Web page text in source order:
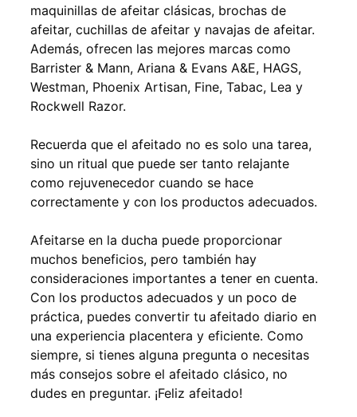
maquinillas de afeitar clásicas, brochas de
afeitar, cuchillas de afeitar y navajas de afeitar.
Además, ofrecen las mejores marcas como
Barrister & Mann, Ariana & Evans A&E, HAGS,
Westman, Phoenix Artisan, Fine, Tabac, Lea y
Rockwell Razor.
Recuerda que el afeitado no es solo una tarea,
sino un ritual que puede ser tanto relajante
como rejuvenecedor cuando se hace
correctamente y con los productos adecuados.
Afeitarse en la ducha puede proporcionar
muchos beneficios, pero también hay
consideraciones importantes a tener en cuenta.
Con los productos adecuados y un poco de
práctica, puedes convertir tu afeitado diario en
una experiencia placentera y eficiente. Como
siempre, si tienes alguna pregunta o necesitas
más consejos sobre el afeitado clásico, no
dudes en preguntar. ¡Feliz afeitado!